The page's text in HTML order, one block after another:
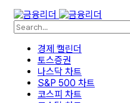
경제 캘린더
토스증권
나스닥 차트
S&P 500 차트
코스피 차트